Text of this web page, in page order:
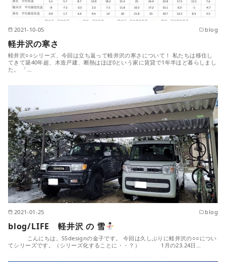
2021-10-05 blog
軽井沢の寒さ
軽井沢○○シリーズ、今回は立ち返って軽井沢の寒さについて！ 私たちは移住し
てきて築40年超、木造戸建、断熱はほぼ0という家に賃貸で1年半ほど暮らしまし
た。 「…
2021-01-25 blog
blog/LIFE 軽井沢 の 雪
こんにちは。SSdesignの金子です。 今回は久しぶりに軽井沢の○○につい
てシリーズです。（シリーズ化することに・・？） 1月の23.24日…